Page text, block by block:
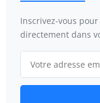
Inscrivez-vous
directement dans